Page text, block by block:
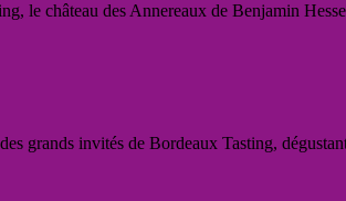
le château des Annereaux de Benjamin
grands invités de Bordeaux Tasting,